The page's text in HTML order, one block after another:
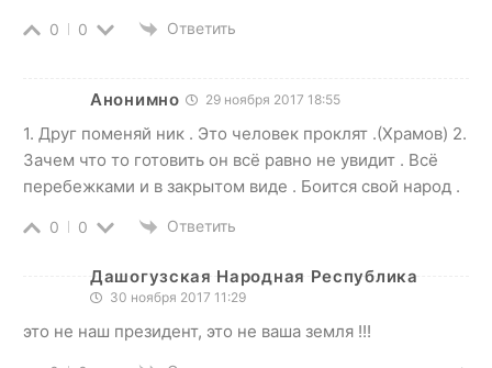
0 0 Ответить
Анонимно 29 ноября 2017 18:55
1. Друг поменяй ник . Это человек проклят .(Храмов) 2.
Зачем что то готовить он всё равно не увидит . Всё
перебежками и в закрытом виде . Боится свой народ .
0 0 Ответить
Дашогузская Народная Республика
30 ноября 2017 11:29
это не наш президент, это не ваша земля !!!